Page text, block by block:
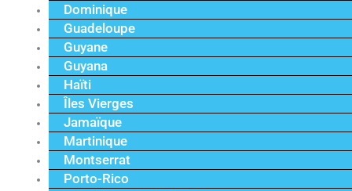
Dominique
Guadeloupe
Guyane
Guyana
Haïti
Îles Vierges
Jamaïque
Martinique
Montserrat
Porto-Rico